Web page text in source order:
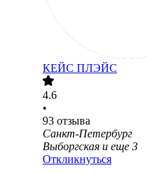
КЕЙС ПЛЭЙС
4.6
•
93 отзыва
Санкт-Петербург
Выборгская и еще 3
Откликнуться